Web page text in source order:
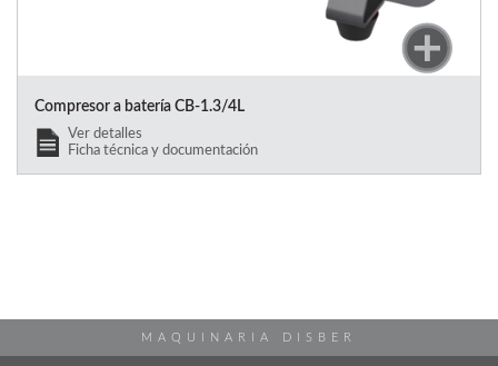
Compresor a batería CB-1.3/4L
Ver detalles
Ficha técnica y documentación
MAQUINARIA DISBER